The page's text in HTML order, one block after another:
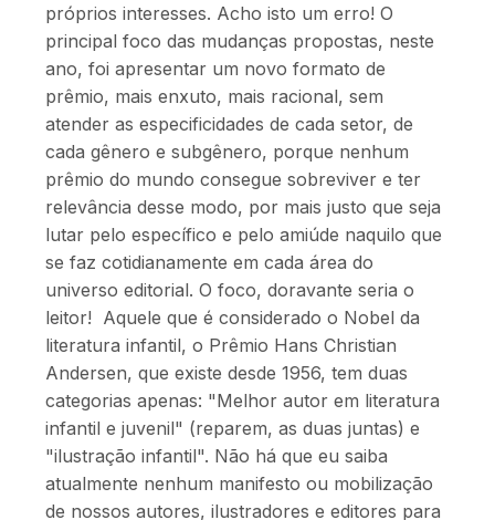
próprios interesses. Acho isto um erro! O
principal foco das mudanças propostas, neste
ano, foi apresentar um novo formato de
prêmio, mais enxuto, mais racional, sem
atender as especificidades de cada setor, de
cada gênero e subgênero, porque nenhum
prêmio do mundo consegue sobreviver e ter
relevância desse modo, por mais justo que seja
lutar pelo específico e pelo amiúde naquilo que
se faz cotidianamente em cada área do
universo editorial. O foco, doravante seria o
leitor! Aquele que é considerado o Nobel da
literatura infantil, o Prêmio Hans Christian
Andersen, que existe desde 1956, tem duas
categorias apenas: "Melhor autor em literatura
infantil e juvenil" (reparem, as duas juntas) e
"ilustração infantil". Não há que eu saiba
atualmente nenhum manifesto ou mobilização
de nossos autores, ilustradores e editores para